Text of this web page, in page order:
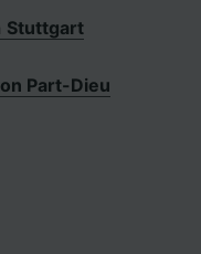
Stuttgart
Part-Dieu